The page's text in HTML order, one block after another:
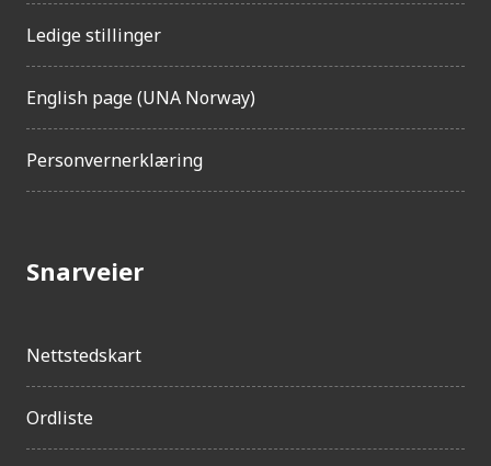
Ledige stillinger
English page (UNA Norway)
Personvernerklæring
Snarveier
Nettstedskart
Ordliste